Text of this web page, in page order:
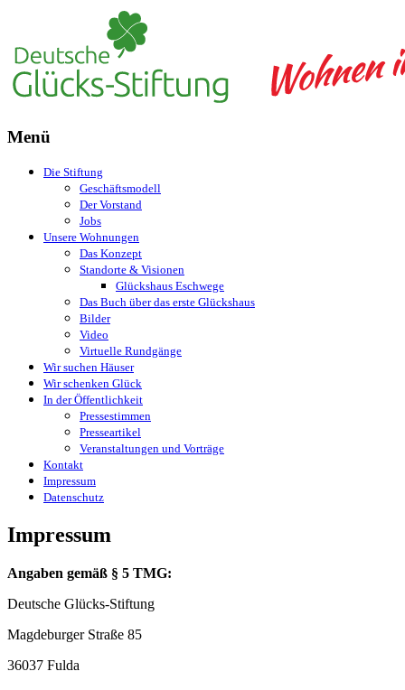
Menü
Die Stiftung
Geschäftsmodell
Der Vorstand
Jobs
Unsere Wohnungen
Das Konzept
Standorte & Visionen
Glückshaus Eschwege
Das Buch über das erste Glückshaus
Bilder
Video
Virtuelle Rundgänge
Wir suchen Häuser
Wir schenken Glück
In der Öffentlichkeit
Pressestimmen
Presseartikel
Veranstaltungen und Vorträge
Kontakt
Impressum
Datenschutz
Impressum
Angaben gemäß § 5 TMG:
Deutsche Glücks-Stiftung
Magdeburger Straße 85
36037 Fulda